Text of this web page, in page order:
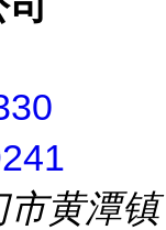
黄潭镇